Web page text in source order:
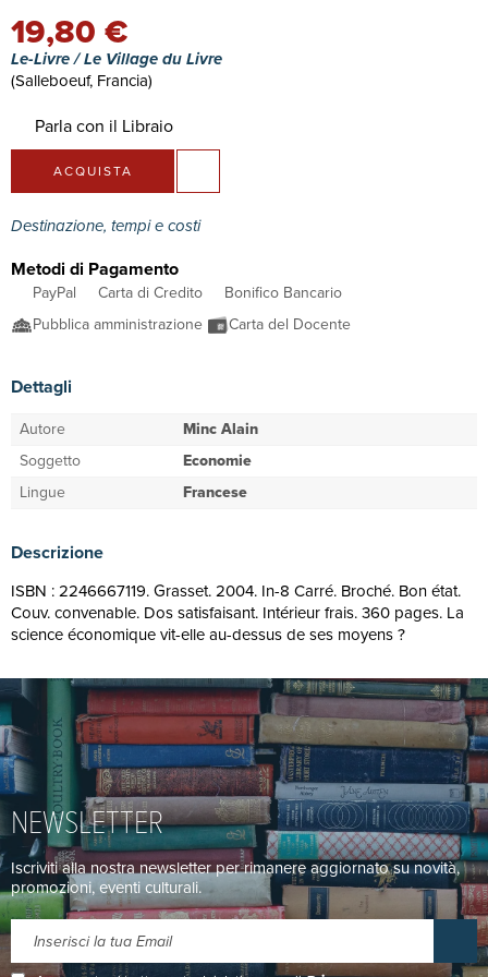
19,80 €
Le-Livre / Le Village du Livre
(Salleboeuf, Francia)
Parla con il Libraio
ACQUISTA
Destinazione, tempi e costi
Metodi di Pagamento
PayPal Carta di Credito
Bonifico Bancario
Pubblica amministrazione
Carta del Docente
Dettagli
Autore
Minc Alain
Soggetto
Economie
Lingue
Francese
Descrizione
ISBN : 2246667119. Grasset. 2004. In-8 Carré. Broché. Bon état.
Couv. convenable. Dos satisfaisant. Intérieur frais. 360 pages. La
science économique vit-elle au-dessus de ses moyens ?
NEWSLETTER
Iscriviti alla nostra newsletter per rimanere aggiornato su novità,
promozioni, eventi culturali.